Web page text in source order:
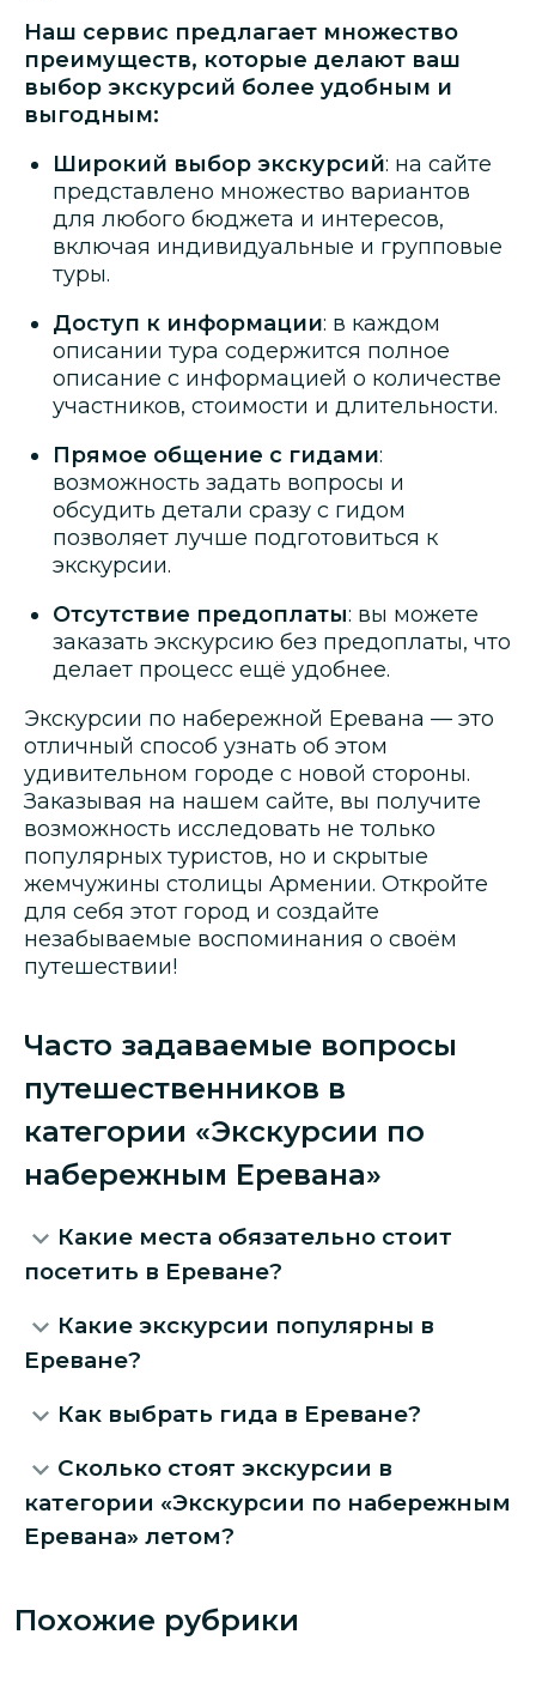
Наш сервис предлагает множество
преимуществ, которые делают ваш
выбор экскурсий более удобным и
выгодным:
Широкий выбор экскурсий: на сайте
представлено множество вариантов
для любого бюджета и интересов,
включая индивидуальные и групповые
туры.
Доступ к информации: в каждом
описании тура содержится полное
описание с информацией о количестве
участников, стоимости и длительности.
Прямое общение с гидами:
возможность задать вопросы и
обсудить детали сразу с гидом
позволяет лучше подготовиться к
экскурсии.
Отсутствие предоплаты: вы можете
заказать экскурсию без предоплаты, что
делает процесс ещё удобнее.
Экскурсии по набережной Еревана — это
отличный способ узнать об этом
удивительном городе с новой стороны.
Заказывая на нашем сайте, вы получите
возможность исследовать не только
популярных туристов, но и скрытые
жемчужины столицы Армении. Откройте
для себя этот город и создайте
незабываемые воспоминания о своём
путешествии!
Часто задаваемые вопросы
путешественников в
категории «Экскурсии по
набережным Еревана»
Какие места обязательно стоит
посетить в Ереване?
Какие экскурсии популярны в
Ереване?
Как выбрать гида в Ереване?
Сколько стоят экскурсии в
категории «Экскурсии по набережным
Еревана» летом?
Похожие рубрики